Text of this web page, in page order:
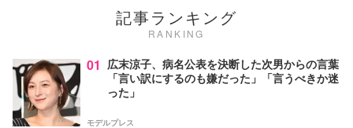
記事ランキング
RANKING
01 広末涼子、病名公表を決断した次男からの言葉
「言い訳にするのも嫌だった」「言うべきか迷
った」
モデルプレス